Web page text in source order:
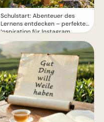
Schulstart: Abenteuer des
Lernens entdecken – perfekte
Inspiration für Instagram